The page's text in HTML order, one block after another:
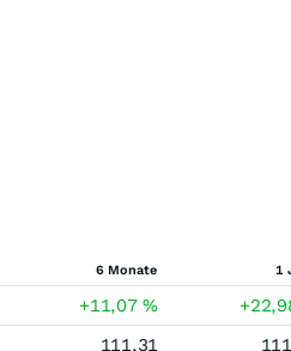
6 Monate 1
+11,07%
111,31